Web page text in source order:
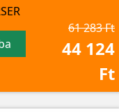
61 283 Ft
44 124
Ft